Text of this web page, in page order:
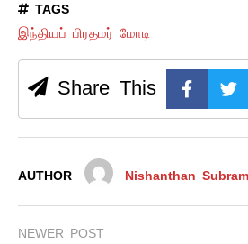
TAGS
இந்தியப் பிரதமர் மோடி
Share This
AUTHOR Nishanthan
NEWER POST